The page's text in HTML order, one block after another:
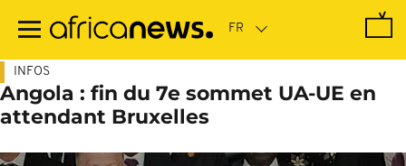
contenu
INFOS
Angola : fin du 7e sommet UA-UE en
attendant Bruxelles